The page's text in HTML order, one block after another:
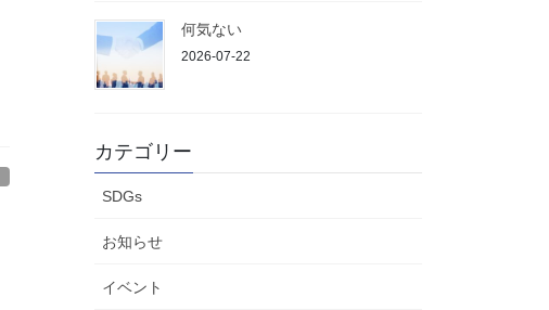
何気ない
2026-07-22
カテゴリー
SDGs
お知らせ
イベント